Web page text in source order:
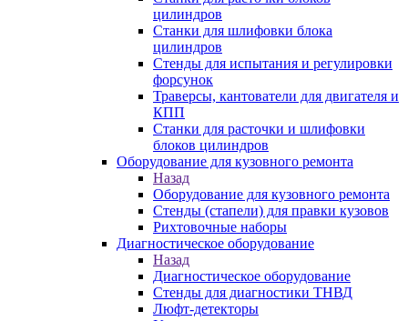
цилиндров
Станки для шлифовки блока
цилиндров
Стенды для испытания и регулировки
форсунок
Траверсы, кантователи для двигателя и
КПП
Станки для расточки и шлифовки
блоков цилиндров
Оборудование для кузовного ремонта
Назад
Оборудование для кузовного ремонта
Стенды (стапели) для правки кузовов
Рихтовочные наборы
Диагностическое оборудование
Назад
Диагностическое оборудование
Стенды для диагностики ТНВД
Люфт-детекторы